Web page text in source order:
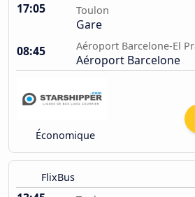
17:05 Toulon
Gare
08:45
Aéroport Barcelone-El
Aéroport Barcelone
Économique
FlixBus